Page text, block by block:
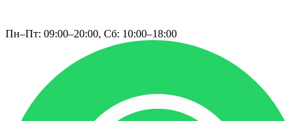
Пн–Пт: 09:00–20:00, Сб: 10:00–18:00